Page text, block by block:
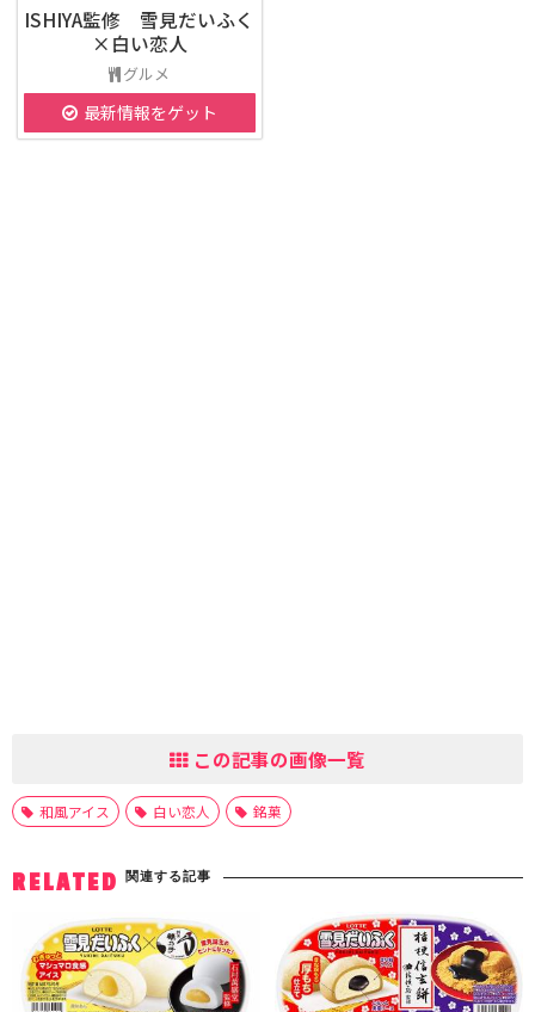
ISHIYA監修 雪見だいふく
×白い恋人
グルメ
最新情報をゲット
この記事の画像一覧
和風アイス 白い恋人 銘菓
RELATED 関連する記事